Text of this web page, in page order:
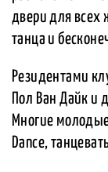
двери для всех
танца и
Резидентами
Пол Ван Дайк и
Многие
Dance,